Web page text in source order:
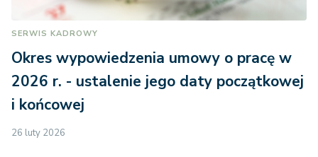
SERWIS KADROWY
Okres wypowiedzenia umowy o pracę w
2026 r. - ustalenie jego daty początkowej
i końcowej
26 luty 2026